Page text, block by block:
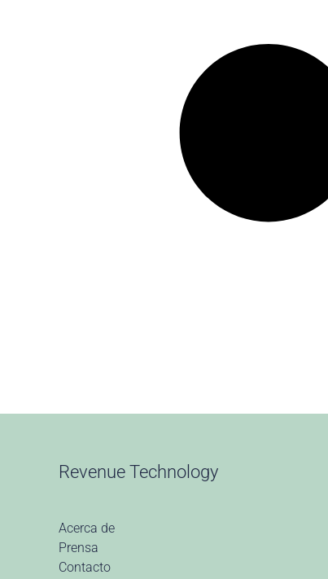
Revenue Technology
Acerca de
Prensa
Contacto